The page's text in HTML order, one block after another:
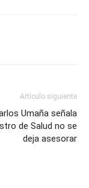
Artículo siguiente
Umaña señala
de Salud no se
deja asesorar